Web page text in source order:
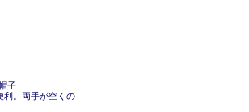
子
利。両手が空くの